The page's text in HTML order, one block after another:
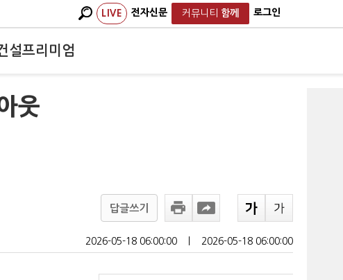
LIVE 전자신문 커뮤니티 함께 로그인
설프리미엄
웃
답글쓰기
2026-05-18 06:00:00 2026-05-18 06:00:00